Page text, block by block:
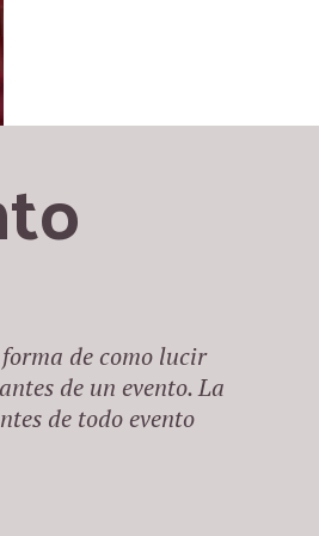
de como lucir
de un evento. La
de todo evento